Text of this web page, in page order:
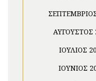
ΑΎΓΟΥΣΤΟΣ
ΙΟΎΛΙΟΣ
ΙΟΎΝΙΟΣ